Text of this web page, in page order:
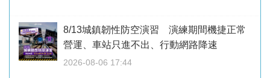
8/13城鎮韌性防空演習 演練期間機捷正常
營運、車站只進不出、行動網路降速
2026-08-06 17:44